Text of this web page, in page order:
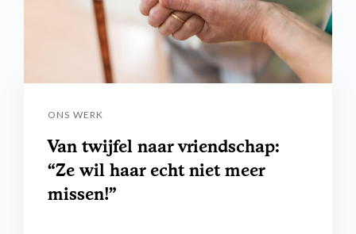
ONS WERK
Van twijfel naar vriendschap:
“Ze wil haar echt niet meer
missen!”